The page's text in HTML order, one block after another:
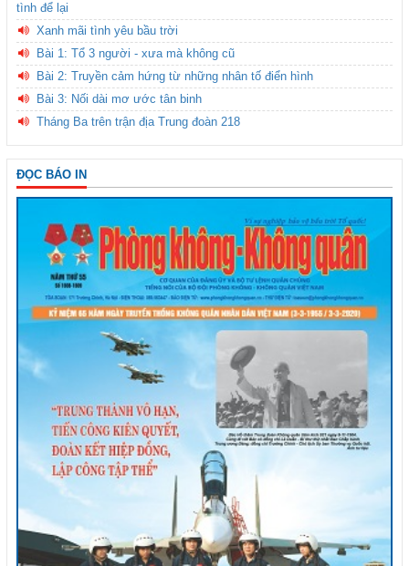
tình để lại
Xanh mãi tình yêu bầu trời
Bài 1: Tổ 3 người - xưa mà không cũ
Bài 2: Truyền cảm hứng từ những nhân tố điển hình
Bài 3: Nối dài mơ ước tân binh
Tháng Ba trên trận địa Trung đoàn 218
ĐỌC BÁO IN